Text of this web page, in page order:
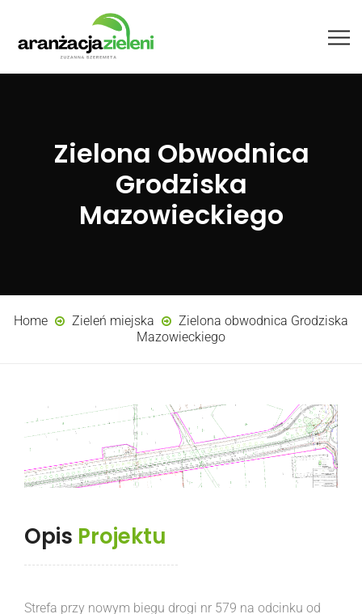
Zielona Obwodnica
Grodziska
Mazowieckiego
Home Zieleń miejska
Zielona obwodnica Grodziska
Mazowieckiego
Opis Projektu
Strefa przy nowym biegu drogi nr 579 na odcinku od